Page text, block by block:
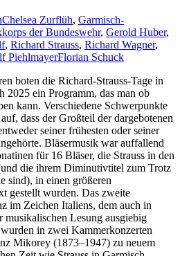
Chelsea Zurflüh, Garmisch-
der Bundeswehr, Gerold Huber,
, Richard Strauss, Richard Wagner,
PiehlmayerFlorian Schuck
boten die Richard-Strauss-Tage in
2025 ein Programm, das man ob
kann. Verschiedene Schwerpunkte
dass der Großteil der dargebotenen
seiner frühesten oder seiner
Bläsermusik war auffallend
für 16 Bläser, die Strauss in den
die ihrem Diminutivtitel zum Trotz
sind), in einen größeren
gestellt wurden. Das zweite
im Zeichen Italiens, dem auch in
musikalischen Lesung ausgiebig
in zwei Kammerkonzerten
Mikorey (1873–1947) zu neuem